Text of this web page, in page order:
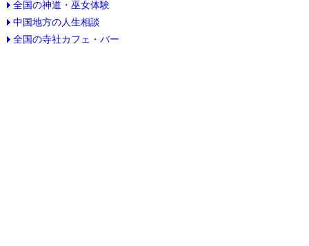
全国の神道・巫女体験
中国地方の人生相談
全国の寺社カフェ・バー